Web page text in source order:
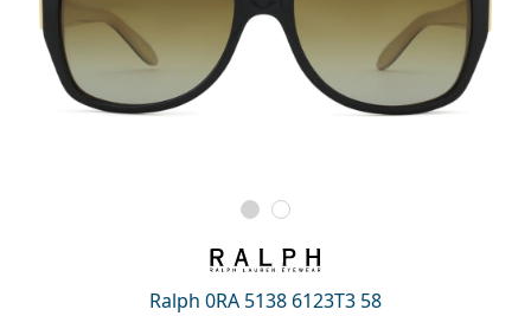
Ralph 0RA 5138 6123T3 58